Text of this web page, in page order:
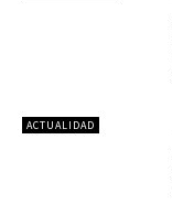
ACTUALIDAD